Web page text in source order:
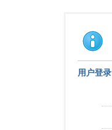
用户登录